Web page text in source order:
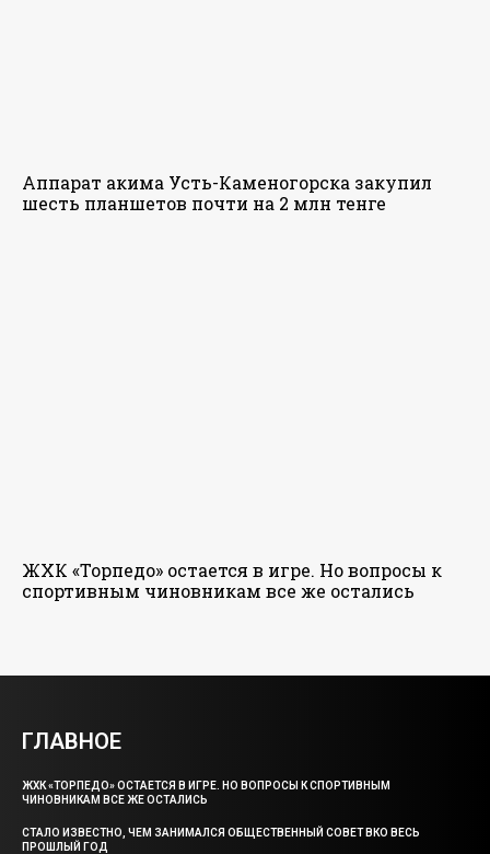
Аппарат акима Усть-Каменогорска закупил
шесть планшетов почти на 2 млн тенге
ЖХК «Торпедо» остается в игре. Но вопросы к
спортивным чиновникам все же остались
ГЛАВНОЕ
ЖХК «ТОРПЕДО» ОСТАЕТСЯ В ИГРЕ. НО ВОПРОСЫ К СПОРТИВНЫМ
ЧИНОВНИКАМ ВСЕ ЖЕ ОСТАЛИСЬ
СТАЛО ИЗВЕСТНО, ЧЕМ ЗАНИМАЛСЯ ОБЩЕСТВЕННЫЙ СОВЕТ ВКО ВЕСЬ
ПРОШЛЫЙ ГОД